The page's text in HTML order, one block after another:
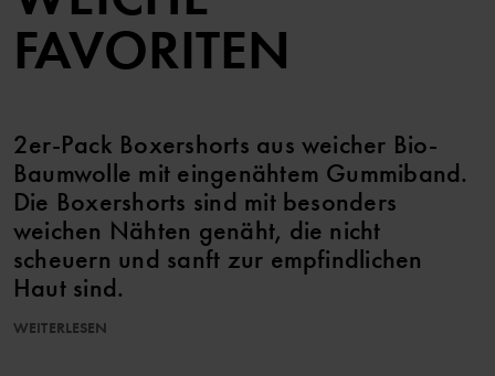
FAVORITEN
2er-Pack Boxershorts aus weicher Bio-
Baumwolle mit eingenähtem Gummiband.
Die Boxershorts sind mit besonders
weichen Nähten genäht, die nicht
scheuern und sanft zur empfindlichen
Haut sind.
WEITERLESEN